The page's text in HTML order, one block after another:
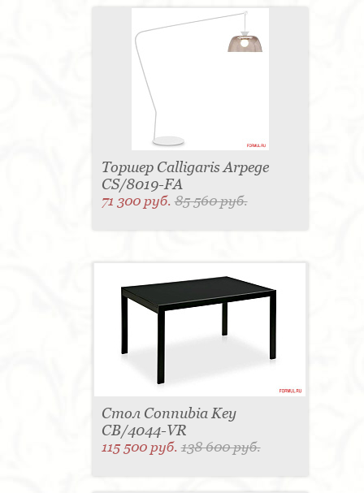
Торшер Calligaris Arpege
CS/8019-FA
71 300 руб.85 560 руб.
Стол Connubia Key
CB/4044-VR
115 500 руб.138 600 руб.